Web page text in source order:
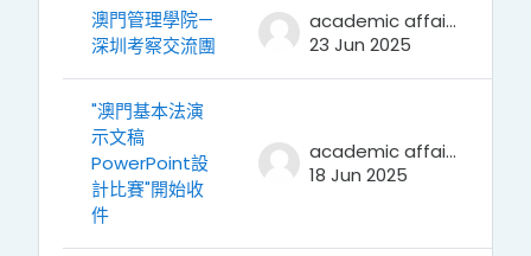
澳門管理學院—
深圳考察交流團
academic affairs
23 Jun 2025
"澳門基本法演
示文稿
PowerPoint設
計比賽"開始收
件
academic affairs
18 Jun 2025